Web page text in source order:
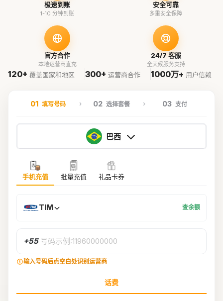
极速到账
1-10 分钟到账
安全可靠
多重安全保障
官方合作
本地运营商直充
24/7 客服
全天候服务支持
120+ 覆盖国家和地区 300+ 运营商合作 1000万+ 用户信赖
01 填写号码 02 选择套餐 03 支付
巴西
手机充值 批量充值 礼品卡券
TIM 查余额
+55 号码示例:11960000000
输入号码后点空白处识别运营商
话费